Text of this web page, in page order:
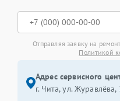
Отправляя заявку на
Политикой
Адрес сервисного
г. Чита, ул. Журавлёва,